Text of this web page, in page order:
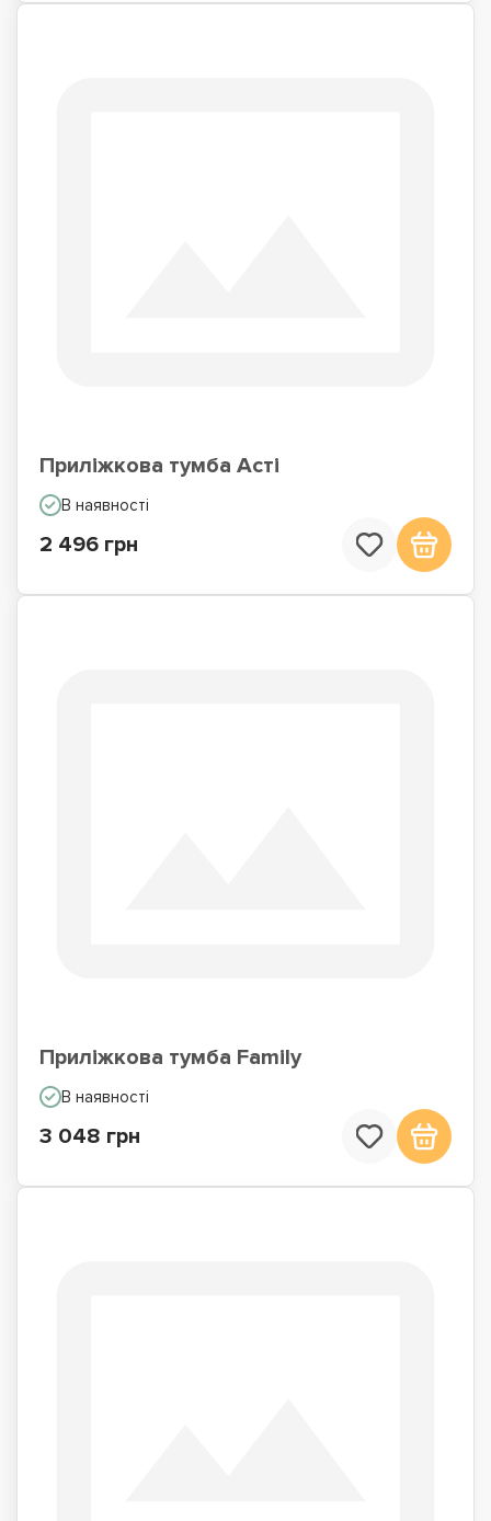
Приліжкова тумба Асті
В наявності
2 496 грн
Приліжкова тумба Family
В наявності
3 048 грн